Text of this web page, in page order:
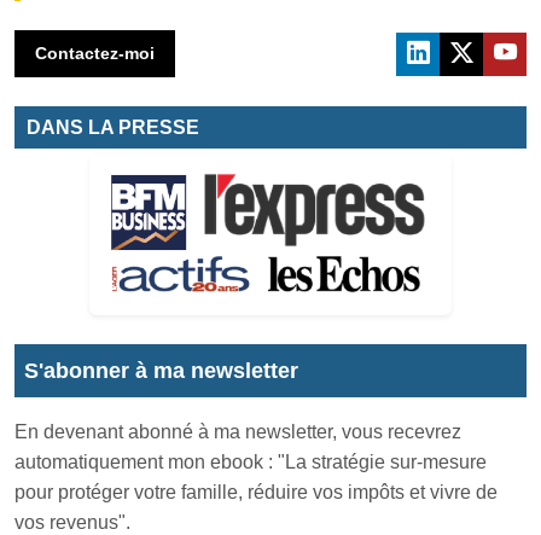
Contactez-moi
DANS LA PRESSE
S'abonner à ma newsletter
En devenant abonné à ma newsletter, vous recevrez
automatiquement mon ebook : "La stratégie sur-mesure
pour protéger votre famille, réduire vos impôts et vivre de
vos revenus".